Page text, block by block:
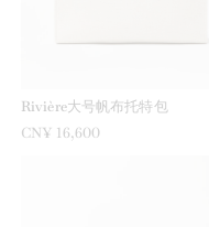
Rivière大号帆布托特包
CN¥ 16,600